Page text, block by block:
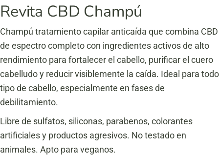
Revita CBD Champú
Champú tratamiento capilar anticaída que combina CBD
de espectro completo con ingredientes activos de alto
rendimiento para fortalecer el cabello, purificar el cuero
cabelludo y reducir visiblemente la caída. Ideal para todo
tipo de cabello, especialmente en fases de
debilitamiento.
Libre de sulfatos, siliconas, parabenos, colorantes
artificiales y productos agresivos. No testado en
animales. Apto para veganos.